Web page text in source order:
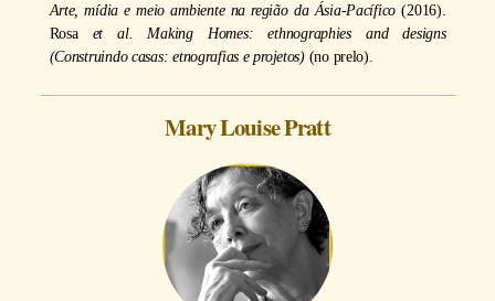
Arte, mídia e meio ambiente na região da Ásia-Pacífico (2016).
Rosa et al. Making Homes: ethnographies and designs
(Construindo casas: etnografias e projetos)(no prelo).
Mary Louise Pratt